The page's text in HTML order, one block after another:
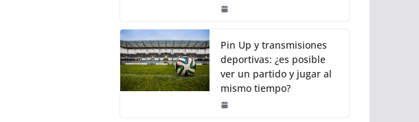
Pin Up y transmisiones
deportivas: ¿es posible
ver un partido y jugar al
mismo tiempo?